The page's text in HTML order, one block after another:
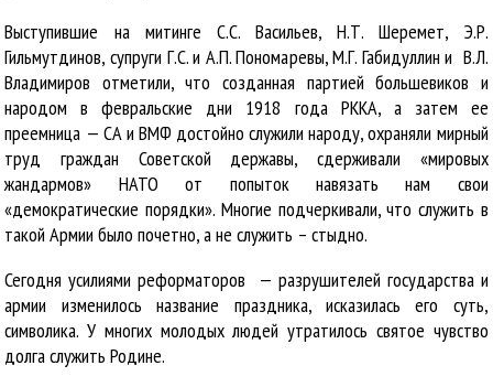
Выступившие на митинге С.С. Васильев, Н.Т. Шеремет, Э.Р.
Гильмутдинов, супруги Г.С. и А.П. Пономаревы, М.Г. Габидуллин и В.Л.
Владимиров отметили, что созданная партией большевиков и
народом в февральские дни 1918 года РККА, а затем ее
преемница — СА и ВМФ достойно служили народу, охраняли мирный
труд граждан Советской державы, сдерживали «мировых
жандармов» НАТО от попыток навязать нам свои
«демократические порядки». Многие подчеркивали, что служить в
такой Армии было почетно, а не служить – стыдно.
Сегодня усилиями реформаторов — разрушителей государства и
армии изменилось название праздника, исказилась его суть,
символика. У многих молодых людей утратилось святое чувство
долга служить Родине.